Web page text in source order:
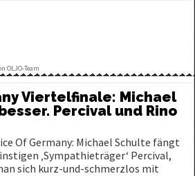
OLJO-Team
Viertelfinale: Michael
Percival und Rino
Of Germany: Michael Schulte fängt
‚Sympathieträger‘ Percival,
sich kurz-und-schmerzlos mit